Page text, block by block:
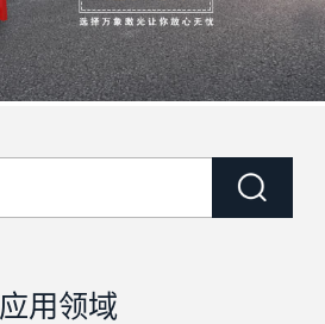
应用领域